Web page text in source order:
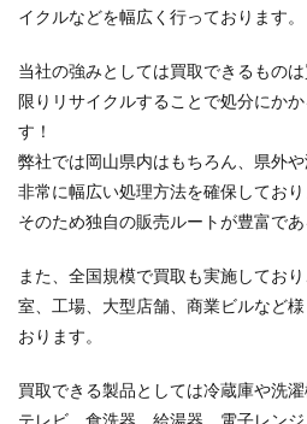
イクルなどを幅広く行っております。
当社の強みとしては買取できるもの
限りリサイクルすることで処分にか
す！
弊社では岡山県内はもちろん、県外
非常に幅広い処理方法を確保しており
そのため独自の販売ルートが豊富で
また、全国規模で買取も実施してお
室、工場、大型店舗、商業ビルなど
おります。
買取できる製品としては冷蔵庫や洗